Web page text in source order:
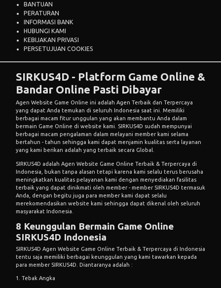
BANTUAN
PERATURAN
INFORMASI BANK
HUBUNGI KAMI
KEBIJAKAN PRIVASI
PERSETUJUAN COOKIES
SIRKUS4D - Platform Game Online &
Bandar Online Pasti Dibayar
Agen Website Game Online ini adalah Agen Terbaik dan Terpercaya
yang dapat Anda temukan di seluruh Indonesia saat ini. Memiliki
berbagai macam fitur unggulan yang akan membantu Anda dalam
bermain Game Online di website kami. SIRKUS4D sudah mempunyai
berbagai macam pengalaman dalam melayani member kami selama
bertahun - tahun sehingga kami dapat menjamin kualitas serta layanan
yang kami berikan adalah yang terbaik secara Global.
SIRKUS4D adalah Agen Website Game Online Terbaik & Terpercaya di
Indonesia, bukan tanpa alasan tetapi karena kami selalu terus berusaha
meningkatkan kualitas pelayanan kami dengan menyediakan fasilitas
terbaik yang dapat dinikmati oleh member - member SIRKUS4D termasuk
Anda, dengan begitu juga para member kami dapat selalu
merekomendasikan website kami sehingga dapat dikenal oleh seluruh
masyarakat Indonesia.
8 Keunggulan Bermain Game Online
SIRKUS4D Indonesia
SIRKUS4D Agen Website Game Online Terbaik & Terpercaya di Indonesia
tentu saja memiliki berbagai keunggulan yang kami tawarkan kepada
para member SIRKUS4D. Diantaranya adalah :
1. Tebak Angka